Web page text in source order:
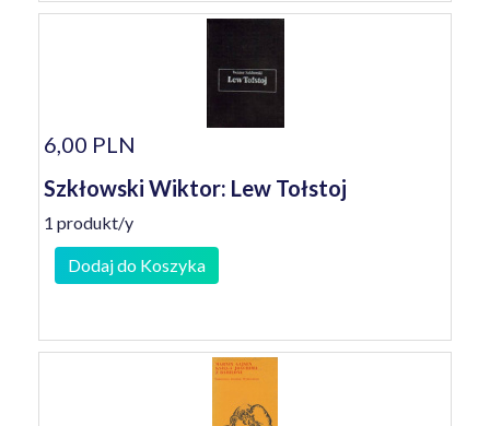
6,00 PLN
Szkłowski Wiktor: Lew Tołstoj
1 produkt/y
Dodaj do Koszyka